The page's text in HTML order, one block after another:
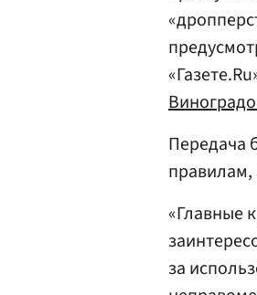
Передача
правилам,
«Главные
за